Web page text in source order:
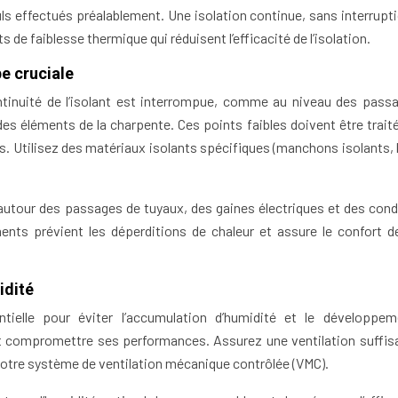
effectués préalablement. Une isolation continue, sans
faiblesse thermique qui réduisent l’efficacité de l’isolation.
cruciale
de l’isolant est interrompue, comme au niveau des
éléments de la charpente. Ces points faibles doivent être
Utilisez des matériaux isolants spécifiques (manchons isolants,
des passages de tuyaux, des gaines électriques et des
prévient les déperditions de chaleur et assure le confort
pour éviter l’accumulation d’humidité et le
compromettre ses performances. Assurez une ventilation
système de ventilation mécanique contrôlée (VMC).